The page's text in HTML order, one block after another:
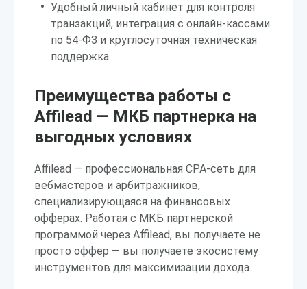
Удобный личный кабинет для контроля
транзакций, интеграция с онлайн-кассами
по 54-ФЗ и круглосуточная техническая
поддержка
Преимущества работы с
Affilead — МКБ партнерка на
выгодных условиях
Affilead — профессиональная CPA-сеть для
вебмастеров и арбитражников,
специализирующаяся на финансовых
офферах. Работая с МКБ партнерской
программой через Affilead, вы получаете не
просто оффер — вы получаете экосистему
инструментов для максимизации дохода.